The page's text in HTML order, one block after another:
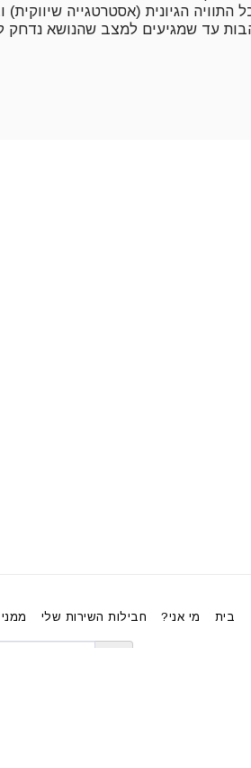
הגיונית (אסטרטגייה שיווקית)
עד שמגיעים למצב שהנושא נדחק
בית מי אני? חבילות השירות שלי